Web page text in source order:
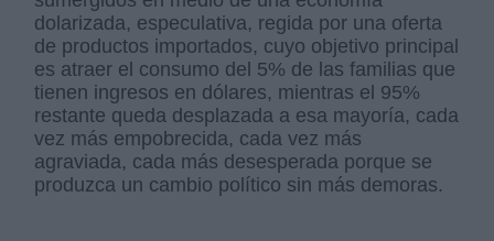
dolarizada, especulativa, regida por una oferta
de productos importados, cuyo objetivo principal
es atraer el consumo del 5% de las familias que
tienen ingresos en dólares, mientras el 95%
restante queda desplazada a esa mayoría, cada
vez más empobrecida, cada vez más
agraviada, cada más desesperada porque se
produzca un cambio político sin más demoras.